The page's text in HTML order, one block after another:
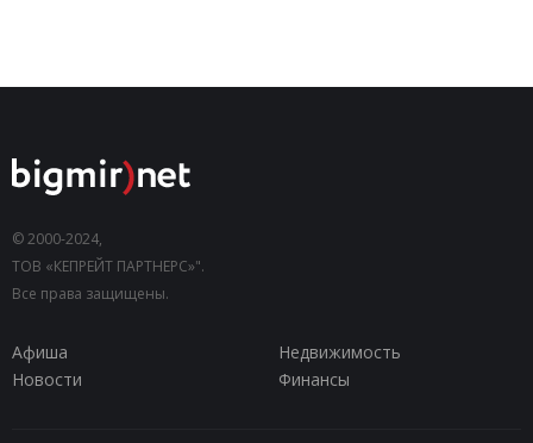
© 2000-2024,
ТОВ «КЕПРЕЙТ ПАРТНЕРС»".
Все права защищены.
Афиша
Недвижимость
Новости
Финансы